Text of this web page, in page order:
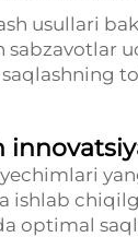
usullari
sabzavotlar
ishlab
optimal